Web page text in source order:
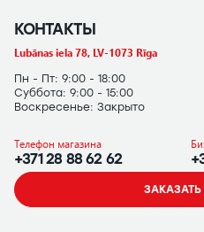
КОНТАКТЫ
Lubānas iela 78, LV-1073 Rīga
Пн - Пт: 9:00 - 18:00
Суббота: 9:00 - 15:00
Воскресенье: Закрыто
Телефон магазина
+371 28 88 62 62